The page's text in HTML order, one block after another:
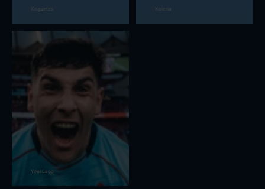
Xoguetes Xoiería
Yoel Lago